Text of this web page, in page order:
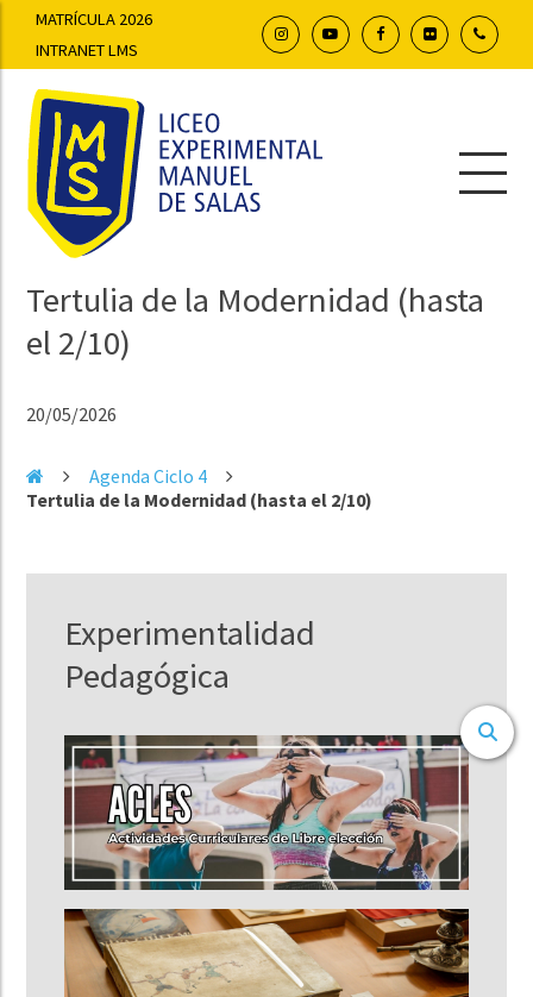
MATRÍCULA 2026
INTRANET LMS
Tertulia de la Modernidad (hasta
el 2/10)
20/05/2026
Agenda Ciclo 4
Tertulia de la Modernidad (hasta el 2/10)
Experimentalidad
Pedagógica